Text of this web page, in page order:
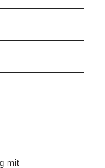
mit